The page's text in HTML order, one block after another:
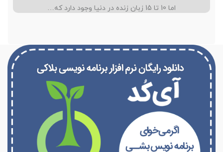
اما 10 تا 15 زبان زنده در دنیا وجود دارد که…